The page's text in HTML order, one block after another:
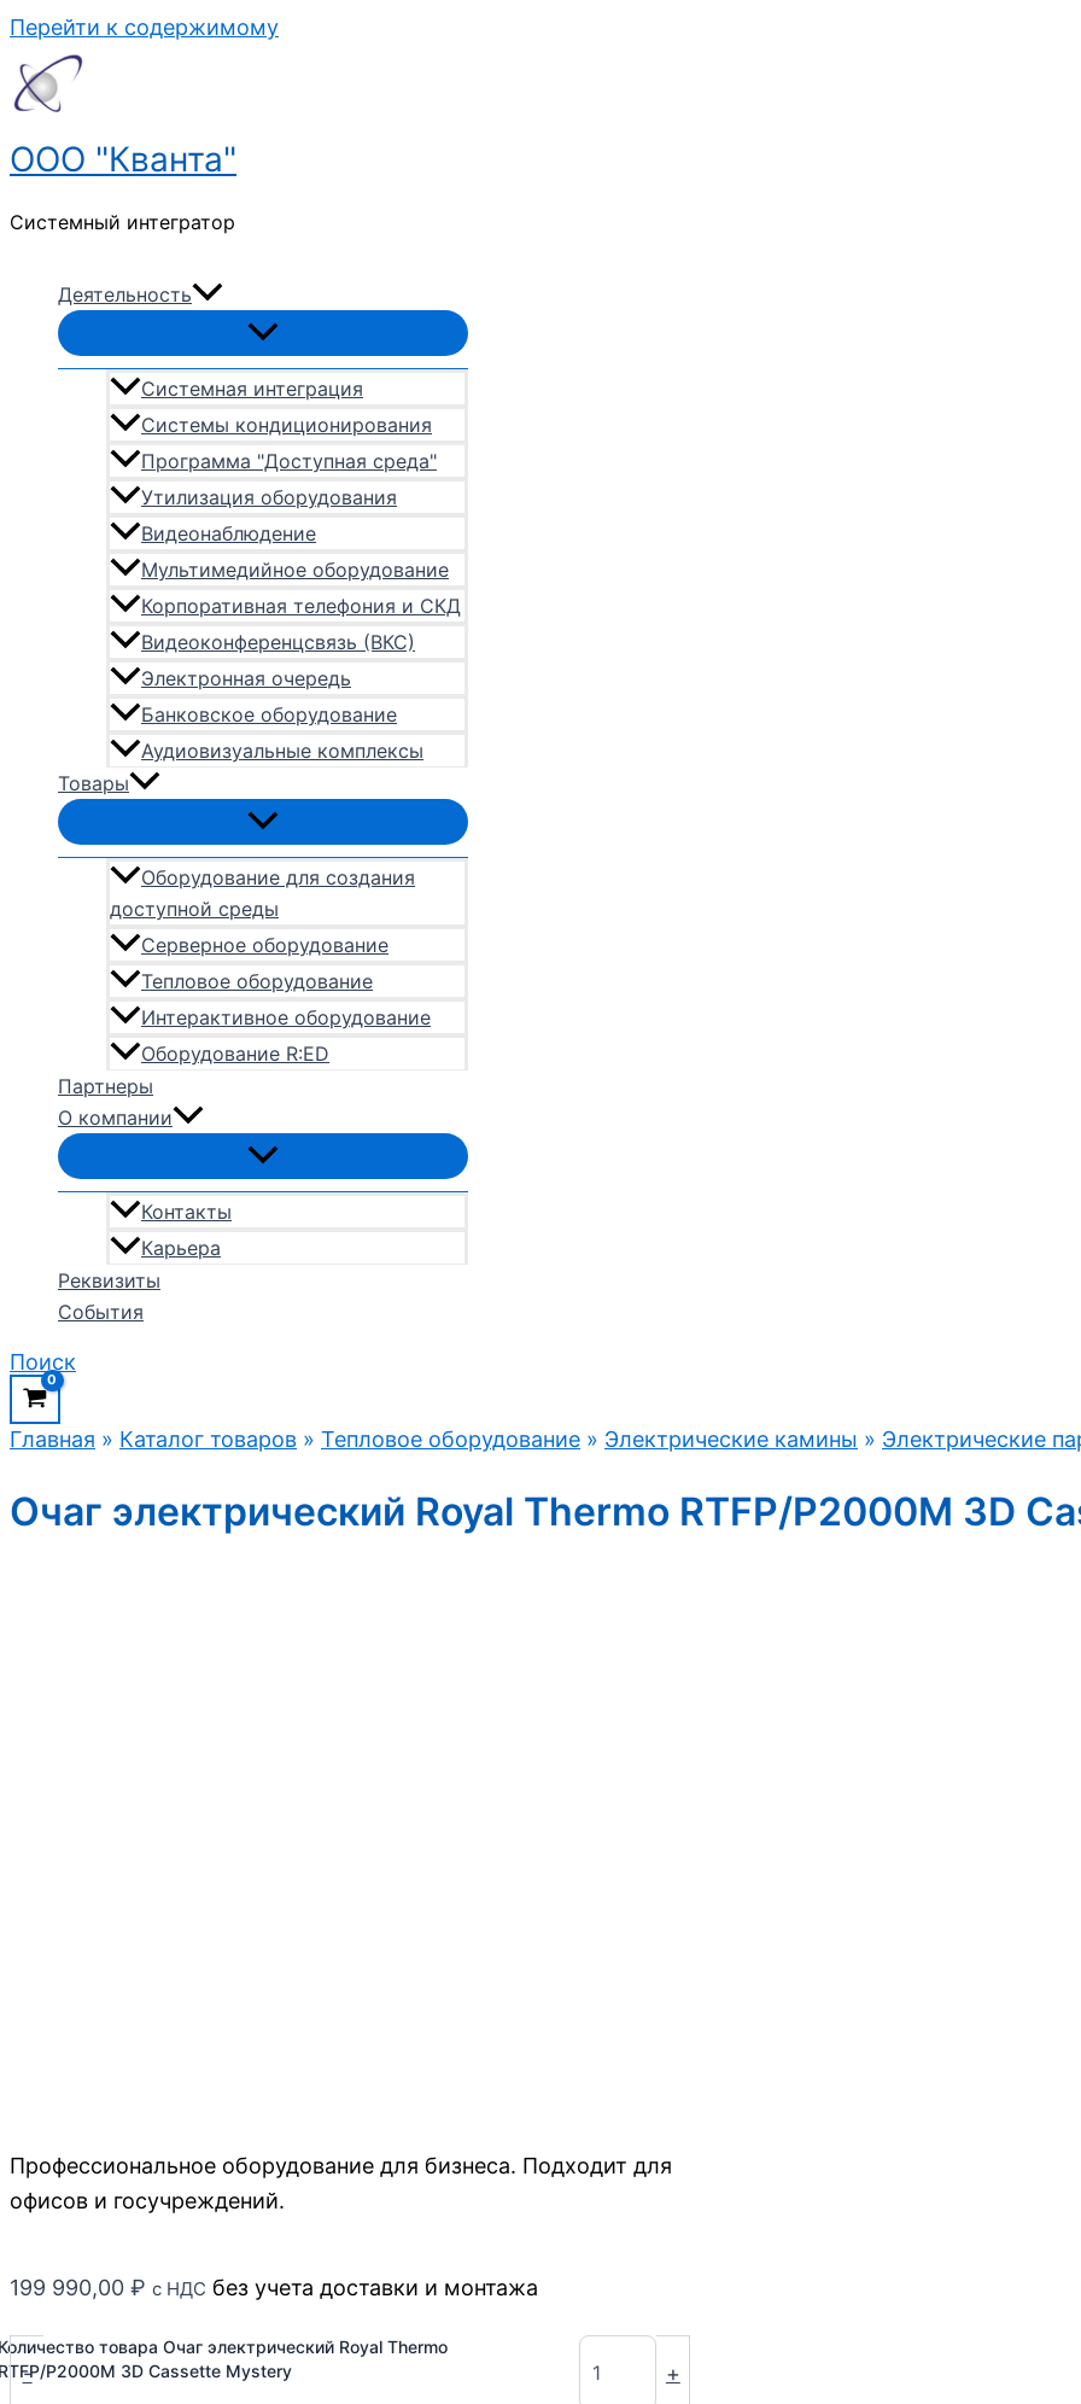
Перейти к содержимому
ООО "Кванта"
Системный интегратор
Деятельность
Системная интеграция
Системы кондиционирования
Программа "Доступная среда"
Утилизация оборудования
Видеонаблюдение
Мультимедийное оборудование
Корпоративная телефония и СКД
Видеоконференцсвязь (ВКС)
Электронная очередь
Банковское оборудование
Аудиовизуальные комплексы
Товары
Оборудование для создания
доступной среды
Серверное оборудование
Тепловое оборудование
Интерактивное оборудование
Оборудование R:ED
Партнеры
О компании
Контакты
Карьера
Реквизиты
События
Поиск
Главная » Каталог товаров » Тепловое оборудование » Электрические камины » Электрические
Очаг электрический Royal Thermo RTFP/P2000M 3D
Профессиональное оборудование для бизнеса. Подходит для
офисов и госучреждений.
199 990,00 ₽ с НДС без учета доставки и монтажа
-
товара Очаг электрический Royal Thermo
P2000M 3D Cassette Mystery
+